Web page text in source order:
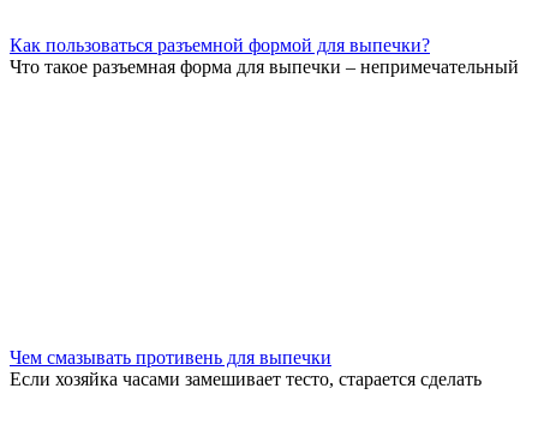
Как пользоваться разъемной формой для выпечки?
Что такое разъемная форма для выпечки – непримечательный
Чем смазывать противень для выпечки
Если хозяйка часами замешивает тесто, старается сделать